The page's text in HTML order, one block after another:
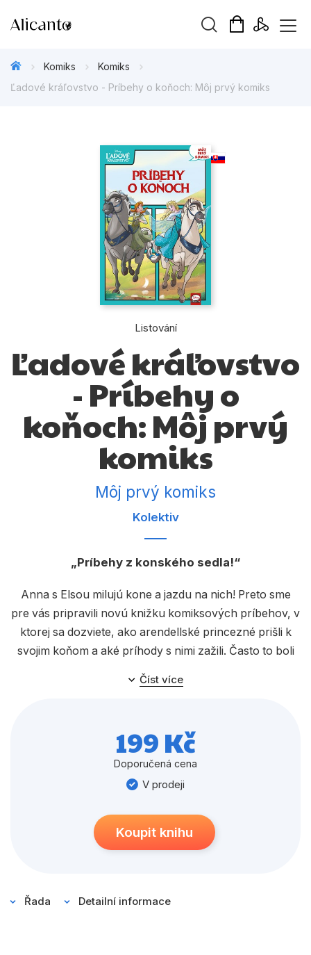
Tipy redakce
Beletrie pro děti
Beletrie pro dospělé
Hobby
Kalendáře
Populárně - naučná pro dospělé
Populárně - naučné pro děti
Předškoláci
Příroda a zahrada
Umění a kultura
Výchova a pedagogika
Zdraví a životní styl
Komiks
Komiks
Ľadové kráľovstvo - Príbehy o koňoch: Môj prvý komiks
Listování
Ľadové kráľovstvo
- Príbehy o
koňoch: Môj prvý
komiks
Môj prvý komiks
Kolektiv
Príbehy z konského sedla!
Anna s Elsou milujú kone a jazdu na nich! Preto sme
pre vás pripravili novú knižku komiksových príbehov, v
ktorej sa dozviete, ako arendellské princezné prišli k
svojim koňom a aké príhody s nimi zažili. Často to boli
zábavné zážitky, niekedy aj napínavé, ale vždy sa
skončili dobre!
Číst více
199 Kč
Doporučená cena
V prodeji
Koupit knihu
Řada Detailní informace